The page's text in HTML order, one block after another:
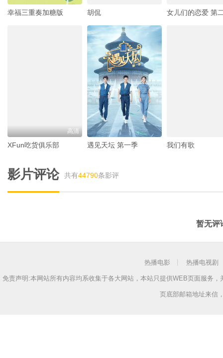
幸福三重奏加糖版 胡侃 女儿们的恋爱 第
高清
XFun吃货俱乐部 遇见天坛 第一季 我们有歌
影片评论 共有44790条影评
暂无评
热播电影 热播电视剧
免责声明:本网站所有内容均系收集于各大网站，本站只提供WEB页面服务
页底部邮箱地址来信